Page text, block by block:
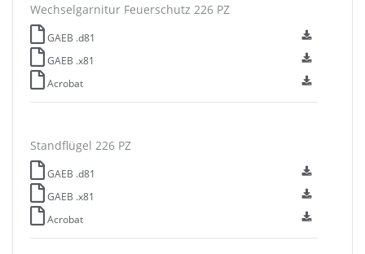
Wechselgarnitur Feuerschutz 226 PZ
GAEB .d81
GAEB .x81
Acrobat
Standflügel 226 PZ
GAEB .d81
GAEB .x81
Acrobat